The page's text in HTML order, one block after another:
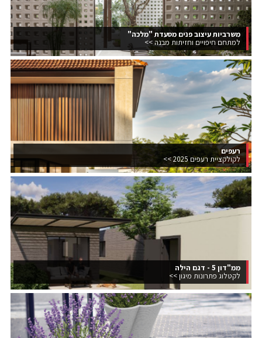
משרביות עיצוב פנים מסעדת "מלכה"
למתחם חיפויים וחזיתות מבנה >>
רעפים
לקולקציית רעפים 2025 >>
ממ"דון 5 - דגם הילה
לקטלוג פתרונות מיגון >>